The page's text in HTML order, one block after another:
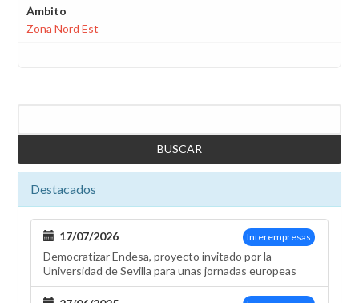
Ámbito
Zona Nord Est
Destacados
Interempresas
17/07/2026
Democratizar Endesa, proyecto invitado por la
Universidad de Sevilla para unas jornadas europeas